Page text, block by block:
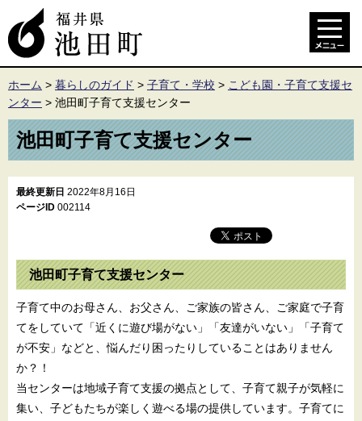
ホーム > 暮らしのガイド > 子育て・学校 > こども園・子育て支援セ
ンター > 池田町子育て支援センター
池田町子育て支援センター
最終更新日 2022年8月16日
ページID 002114
池田町子育て支援センター
子育て中のお母さん、お父さん、ご家族の皆さん、ご家庭で子育
てをしていて「近くに遊び場がない」「友達がいない」「子育て
が不安」などと、悩んだり困ったりしていることはありません
か？！
当センターは地域子育て支援の拠点として、子育て親子が気軽に
集い、子どもたちが楽しく遊べる場の提供しています。子育てに